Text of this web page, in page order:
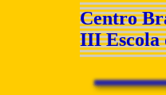
Centro
III Escola